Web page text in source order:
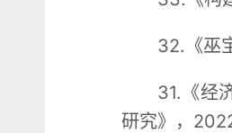
32.《巫
31.《经
研究》，